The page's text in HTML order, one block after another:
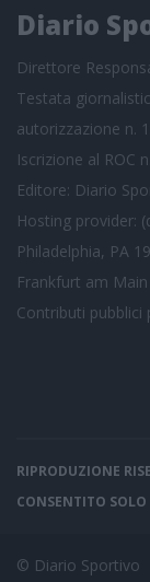
Diario
Direttore
Testata
autorizzazione n.
Iscrizione al ROC
Editore: Diario
Hosting provider:
Philadelphia, PA
Frankfurt am
Contributi pubblici
RIPRODUZIONE
CONSENTITO
© Diario Sportivo